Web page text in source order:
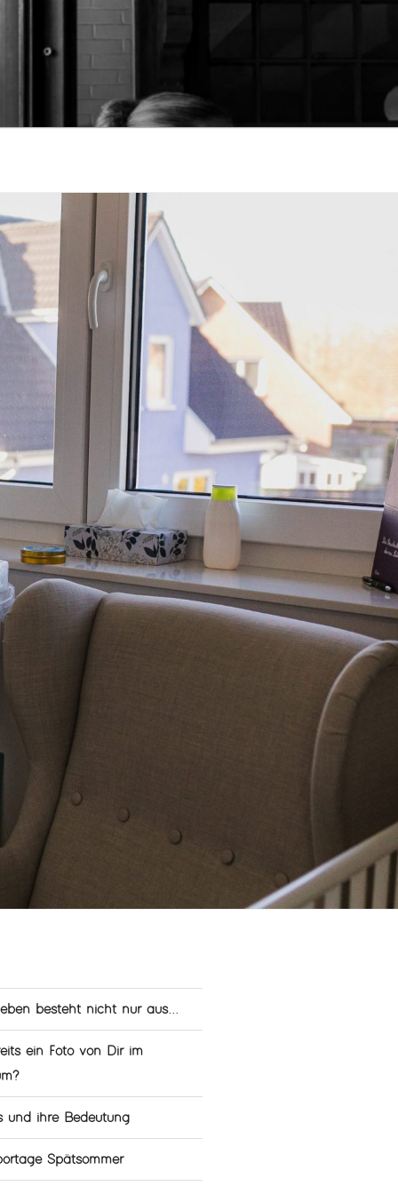
besteht nicht nur aus...
ein Foto von Dir im
und ihre Bedeutung
Spätsommer